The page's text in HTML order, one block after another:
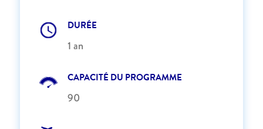
DURÉE
1 an
CAPACITÉ DU PROGRAMME
90